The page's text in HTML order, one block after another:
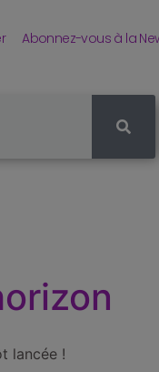
Abonnez-vous à la
lancée !